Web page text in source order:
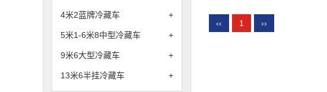
4米2蓝牌冷藏车 +
5米1-6米8中型冷藏车 +
9米6大型冷藏车 +
13米6半挂冷藏车 +
‹‹ 1 ››